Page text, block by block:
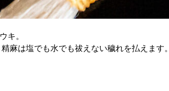
キ。
麻は塩でも水でも祓えない穢れを払えます。